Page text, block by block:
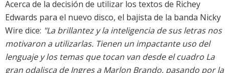
Acerca de la decisión de utilizar los textos de Richey
Edwards para el nuevo disco, el bajista de la banda Nicky
Wire dice: "La brillantez y la inteligencia de sus letras nos
motivaron a utilizarlas. Tienen un impactante uso del
lenguaje y los temas que tocan van desde el cuadro La
gran odalisca de Ingres a Marlon Brando, pasando por la